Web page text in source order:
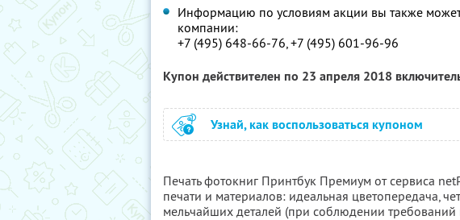
Информацию по условиям акции вы также
компании:
+7 (495) 648-66-76, +7 (495) 601-96-96
Купон действителен по 23 апреля 2018
Узнай, как воспользоваться купоном
Печать фотокниг Принтбук Премиум от сервиса
печати и материалов: идеальная цветопередача,
мельчайших деталей (при соблюдении